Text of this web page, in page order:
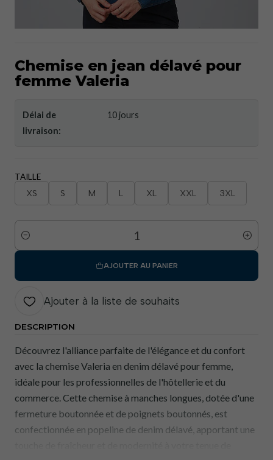
Chemise en jean délavé pour
femme Valeria
Délai de
livraison:
10 jours
TAILLE
XS S M L XL XXL 3XL
Quantité
AJOUTER AU PANIER
Ajouter à la liste de souhaits
DESCRIPTION
Découvrez l'alliance parfaite de l'élégance et du confort
avec la chemise Valeria en denim délavé pour femme,
idéale pour les professionnelles de l'hôtellerie et du
commerce. Cette chemise à manches longues, dotée d'une
fermeture boutonnée et de poignets boutonnés, est
confectionnée en popeline de denim délavé, apportant une